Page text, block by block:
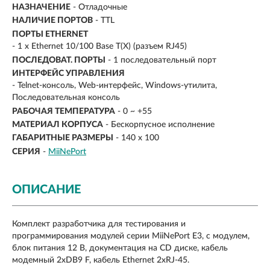
НАЗНАЧЕНИЕ - Отладочные
НАЛИЧИЕ ПОРТОВ - TTL
ПОРТЫ ETHERNET
- 1 x Ethernet 10/100 Base T(X) (разъем RJ45)
ПОСЛЕДОВАТ. ПОРТЫ
- 1 последовательный порт
ИНТЕРФЕЙС УПРАВЛЕНИЯ
- Telnet-консоль, Web-интерфейс, Windows-утилита,
Последовательная консоль
РАБОЧАЯ ТЕМПЕРАТУРА - 0 ~ +55
МАТЕРИАЛ КОРПУСА - Бескорпусное исполнение
ГАБАРИТНЫЕ РАЗМЕРЫ
- 140 x 100
СЕРИЯ - MiiNePort
ОПИСАНИЕ
Комплект разработчика для тестирования и
программирования модулей серии MiiNePort E3, с модулем,
блок питания 12 В, документация на CD диске, кабель
модемный 2xDB9 F, кабель Ethernet 2xRJ-45.